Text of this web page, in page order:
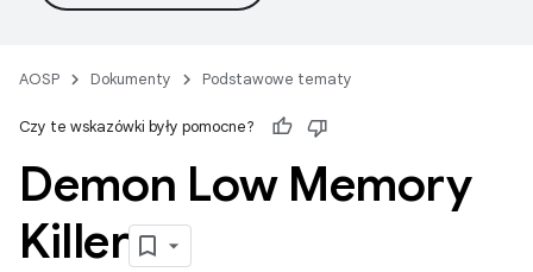
AOSP Dokumenty Podstawowe tematy
Czy te wskazówki były pomocne?
Demon Low Memory
Killer